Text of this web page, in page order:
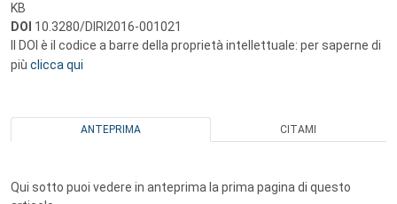
KB
DOI 10.3280/DIRI2016-001021
Il DOI è il codice a barre della proprietà intellettuale: per saperne di
più clicca qui
ANTEPRIMA CITAMI
Qui sotto puoi vedere in anteprima la prima pagina di questo